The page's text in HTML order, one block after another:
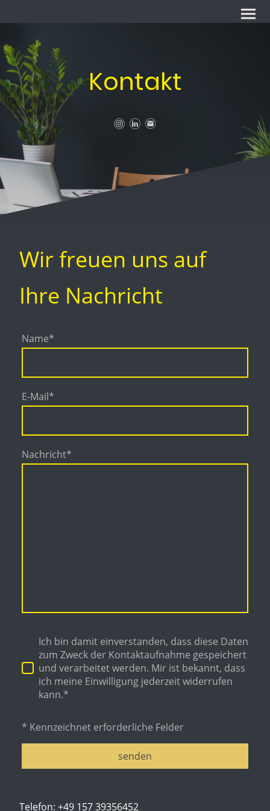
Kontakt
Wir freuen uns auf
Ihre Nachricht
Name*
E-Mail*
Nachricht*
Ich bin damit einverstanden, dass diese Daten
zum Zweck der Kontaktaufnahme gespeichert
und verarbeitet werden. Mir ist bekannt, dass
ich meine Einwilligung jederzeit widerrufen
kann.*
* Kennzeichnet erforderliche Felder
senden
Telefon: +49 157 39356452